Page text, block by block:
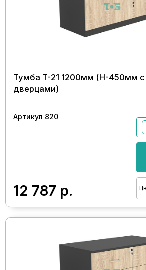
Тумба T-21 1200мм (H-450мм
дверцами)
Артикул 820
12 787 р.